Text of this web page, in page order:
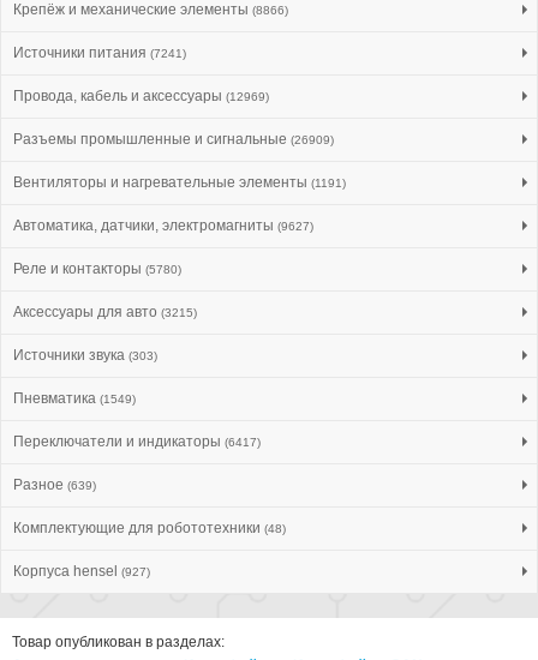
Крепёж и механические элементы (8866)
Источники питания (7241)
Провода, кабель и аксессуары (12969)
Разъемы промышленные и сигнальные (26909)
Вентиляторы и нагревательные элементы (1191)
Автоматика, датчики, электромагниты (9627)
Реле и контакторы (5780)
Аксессуары для авто (3215)
Источники звука (303)
Пневматика (1549)
Переключатели и индикаторы (6417)
Разное (639)
Комплектующие для робототехники (48)
Корпуса hensel (927)
Товар опубликован в разделах: